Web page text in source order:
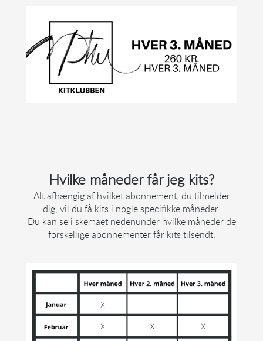
Hvilke måneder får jeg kits?
Alt afhængig af hvilket abonnement, du tilmelder
dig, vil du få kits i nogle specifikke måneder.
Du kan se i skemaet nedenunder hvilke måneder de
forskellige abonnementer får kits tilsendt.